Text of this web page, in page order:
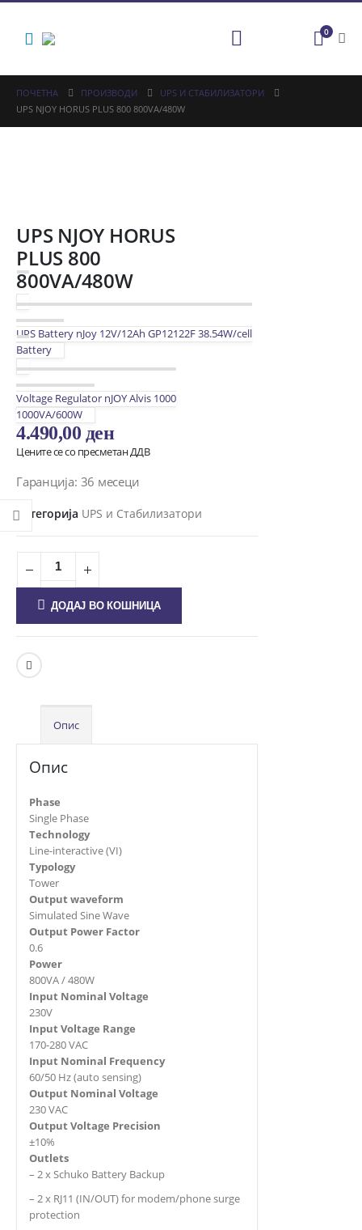
0
ПОЧЕТНА ПРОИЗВОДИ
UPS И СТАБИЛИЗАТОРИ
UPS NJOY HORUS PLUS 800 800VA/480W
UPS NJOY HORUS
PLUS 800
800VA/480W
UPS Battery nJoy 12V/12Ah GP12122F 38.54W/cell
Battery
Voltage Regulator nJOY Alvis 1000
1000VA/600W
4.490,00 ден
Цените се со пресметан ДДВ
Гаранција: 36 месеци
Категорија UPS и Стабилизатори
ДОДАЈ ВО КОШНИЦА
Опис
Опис
Phase
Single Phase
Technology
Line-interactive (VI)
Typology
Tower
Output waveform
Simulated Sine Wave
Output Power Factor
0.6
Power
800VA / 480W
Input Nominal Voltage
230V
Input Voltage Range
170-280 VAC
Input Nominal Frequency
60/50 Hz (auto sensing)
Output Nominal Voltage
230 VAC
Output Voltage Precision
±10%
Outlets
– 2 x Schuko Battery Backup
– 2 x RJ11 (IN/OUT) for modem/phone surge
protection